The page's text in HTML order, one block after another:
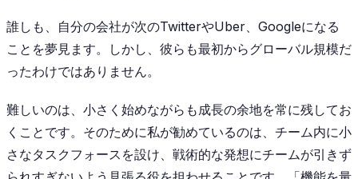
誰しも、自分の会社が次のTwitterやUber、Googleになる
ことを夢見ます。しかし、彼らも最初からグローバル規模だ
ったわけではありません。
難しいのは、小さく始めながらも成長の余地を常に残してお
くことです。そのために私が勧めているのは、チーム内に小
さなタスクフォースを設け、戦術的な発想にチームが引きず